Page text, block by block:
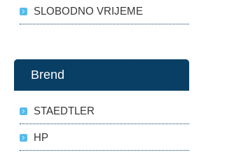
SLOBODNO VRIJEME
Brend
STAEDTLER
HP